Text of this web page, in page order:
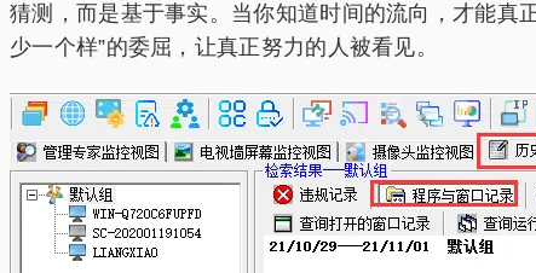
猜测，而是基于事实。当你知道时间的流向，才能真
少一个样”的委屈，让真正努力的人被看见。